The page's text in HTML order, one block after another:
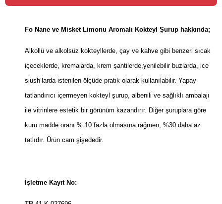
Fo Nane ve Misket Limonu Aromalı Kokteyl Şurup hakkında;
Alkollü ve alkolsüz kokteyllerde, çay ve kahve gibi benzeri sıcak
içeceklerde, kremalarda, krem şantilerde,yenilebilir buzlarda, ice
slush’larda istenilen ölçüde pratik olarak kullanılabilir. Yapay
tatlandırıcı içermeyen kokteyl şurup, albenili ve sağlıklı ambalajı
ile vitrinlere estetik bir görünüm kazandırır. Diğer şuruplara göre
kuru madde oranı % 10 fazla olmasına rağmen, %30 daha az
tatlıdır. Ürün cam şişededir.
İşletme Kayıt No: